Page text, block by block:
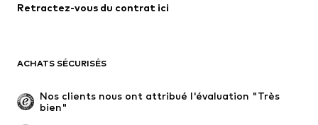
Manteaux
Jupes
Occasions spéciales
Exclusif
Remise à neuf
Retractez-vous du contrat ici
ACHATS SÉCURISÉS
Nos clients nous ont attribué l'évaluation "Très
bien"